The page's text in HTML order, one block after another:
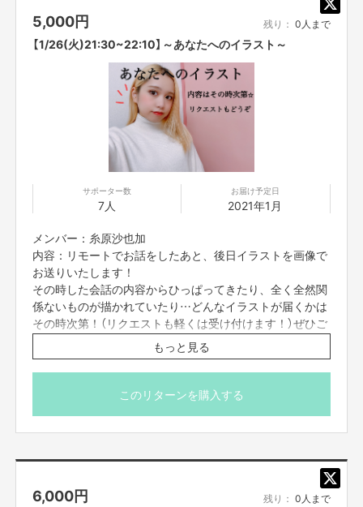
5,000円 残り： 0人まで
【1/26(火)21:30~22:10】～あなたへのイラスト～
サポーター数
7人
お届け予定日
2021年1月
メンバー：糸原沙也加
内容：リモートでお話をしたあと、後日イラストを画像で
お送りいたします！
その時した会話の内容からひっぱってきたり、全く全然関
係ないものが描かれていたり…どんなイラストが届くかは
その時次第！（リクエストも軽くは受け付けます！）ぜひご
参加お待ちしています！
※プロジェクト本文の末尾に記載されている【ご支援にあた
ってのご注意事項】を必ずご一読ください。
もっと見る
このリターンを購入する
6,000円 残り： 0人まで